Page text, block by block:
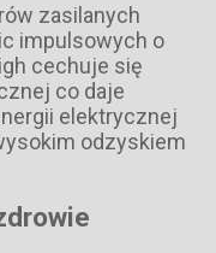
zasilanych
impulsowych o
cechuje się
co daje
elektrycznej
odzyskiem